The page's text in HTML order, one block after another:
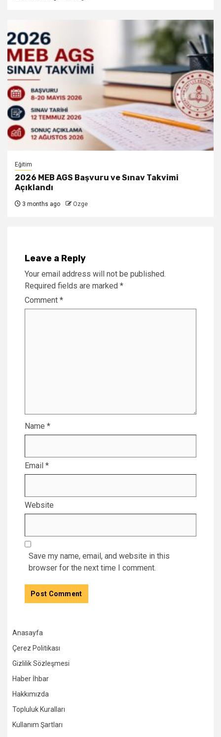
Eğitim
2026 MEB AGS Başvuru ve Sınav Takvimi
Açıklandı
3 months ago Ozge
Leave a Reply
Your email address will not be published.
Required fields are marked *
Comment *
Name *
Email *
Website
Save my name, email, and website in this
browser for the next time I comment.
Anasayfa
Çerez Politikası
Gizlilik Sözleşmesi
Haber İhbar
Hakkımızda
Topluluk Kuralları
Kullanım Şartları